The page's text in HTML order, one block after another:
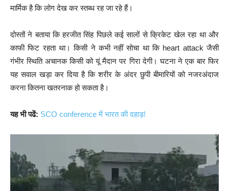
मार्मिक है कि लोग देख कर स्तब्ध रह जा रहे हैं।
दोस्तों ने बताया कि हरजीत सिंह पिछले कई सालों से क्रिकेट खेल रहा था और
काफी फिट रहता था। किसी ने कभी नहीं सोचा था कि heart attack जैसी
गंभीर स्थिति अचानक किसी को यूं मैदान पर गिरा देगी। घटना ने एक बार फिर
यह सवाल खड़ा कर दिया है कि शरीर के अंदर छुपी बीमारियों को नजरअंदाज
करना कितना खतरनाक हो सकता है।
यह भी पढें: SCO conference में भारत की दहाड़!